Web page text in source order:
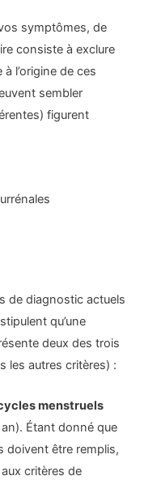
symptômes, de
consiste à exclure
l’origine de ces
sembler
figurent
de diagnostic actuels
qu’une
deux des trois
les autres critères) :
menstruels
Étant donné que
doivent être remplis,
critères de